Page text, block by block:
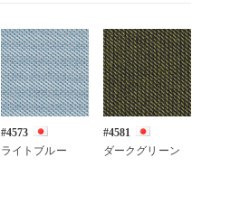
#4573
ライトブルー
#4581
ダークグリーン